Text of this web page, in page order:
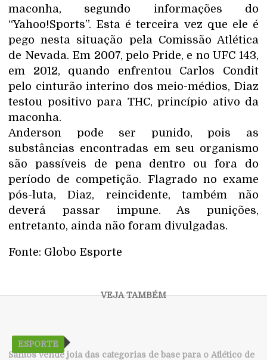
maconha, segundo informações do
“Yahoo!Sports”. Esta é terceira vez que ele é
pego nesta situação pela Comissão Atlética
de Nevada. Em 2007, pelo Pride, e no UFC 143,
em 2012, quando enfrentou Carlos Condit
pelo cinturão interino dos meio-médios, Diaz
testou positivo para THC, princípio ativo da
maconha.
Anderson pode ser punido, pois as
substâncias encontradas em seu organismo
são passíveis de pena dentro ou fora do
período de competição. Flagrado no exame
pós-luta, Diaz, reincidente, também não
deverá passar impune. As punições,
entretanto, ainda não foram divulgadas.
Fonte: Globo Esporte
ESPORTE
Santos vende joia das categorias de base para o Atlético de